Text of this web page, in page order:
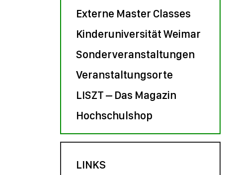
Externe Master Classes
Kinderuniversität Weimar
Sonderveranstaltungen
Veranstaltungsorte
LISZT – Das Magazin
Hochschulshop
LINKS